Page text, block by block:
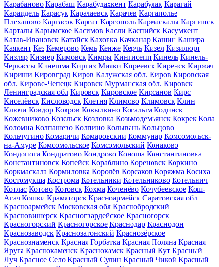
Карабаново Карабаш Карабудахкент Карабулак Карагай
Караидель Карасук Карачаевск Карачев Каргаполье
Плеханово Каргасок Каргат Каргополь Кармаскалы Карпинск
Карталы Карымское Касимов Касли Каспийск Касумкент
Катав-Ивановск Катайск Каховка Качканар Кашин Кашира
Каякент Кез Кемерово Кемь Кенже Керчь Кизел Кизилюрт
Кизляр Кизнер Кимовск Кимры Кингисепп Кинель Кинель-
Черкассы Кинешма Киргиз-Мияки Киреевск Киренск Киржач
Кириши Кировград Киров Калужская обл. Киров Кировская
обл. Кирово-Чепецк Кировск Мурманская обл. Кировск
Ленинградская обл Кировск Кировское Кирсанов Кирс
Киселёвск Кисловодск Клетня Климово Климовск Клин
Ключи Ковдор Ковров Ковылкино Когалым Кодинск
Кожевниково Козельск Козловка Козьмодемьянск Кокрек Кола
Коломна Колпашево Колпино Колывань Кольцово
Кольчугино Комаричи Комаровский Коммунар Комсомольск-
на-Амуре Комсомольское Комсомольский Конаково
Кондопога Кондратово Кондрово Коноша Константиновка
Константиновск Копейск Кораблино Кореновск Коркино
Коркмаскала Кормиловка Королёв Корсаков Коряжма Косиха
Костомукша Кострома Котельники Котельниково Котельнич
Котлас Котово Котовск Кохма Коченёво Кочубеевское Кош-
Агач Кошки Краматорск Красноармейск Саратовская обл.
Красноармейск Московская обл Краснобродский
Красновишерск Красногвардейское Красногорск
Красногорский Красногорское Краснодар Краснодон
Краснозаводск Краснозатонский Краснозёрское
Краснознаменск Красная Горбатка Красная Поляна Красная
Яруга Краснокаменск Краснокамск Красный Кут Красный
Луч Красное Село Красный Сулин Красный Чикой Красный